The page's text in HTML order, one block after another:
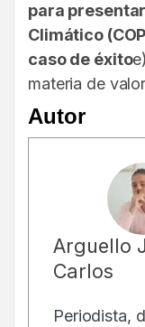
para
Climático
caso de éxito
materia de
Autor
Arguello
Carlos
Periodista,